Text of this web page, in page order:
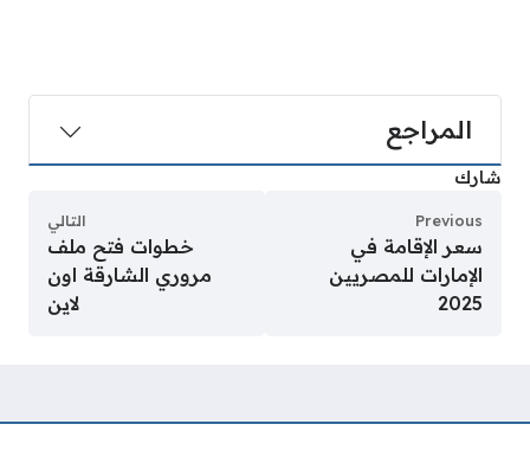
المراجع
شارك
Previous
سعر الإقامة في
الإمارات للمصريين
2025
التالي
خطوات فتح ملف
مروري الشارقة اون
لاين